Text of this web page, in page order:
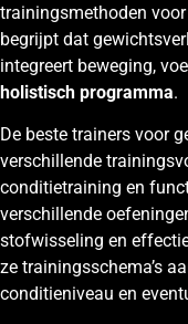
trainingsmethoden
begrijpt dat
integreert beweging,
holistisch programma.
De beste trainers voor
verschillende
conditietraining en
verschillende
stofwisseling en
ze trainingsschema’s
conditieniveau en